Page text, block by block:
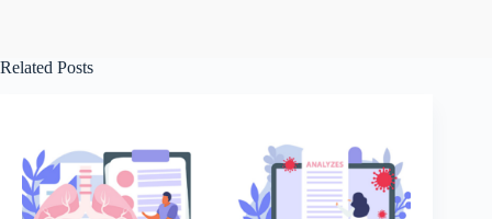
Related Posts